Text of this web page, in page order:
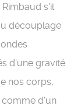
s'il
découplage
d'une gravité
nos corps,
comme d'un